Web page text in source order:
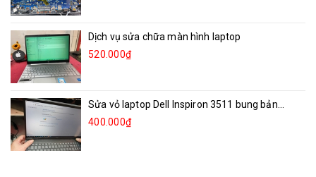
Dịch vụ sửa chữa màn hình laptop
520.000₫
Sửa vỏ laptop Dell Inspiron 3511 bung bản...
400.000₫